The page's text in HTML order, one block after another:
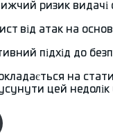
ризик видачі
від атак на
підхід до
на
цей недолік